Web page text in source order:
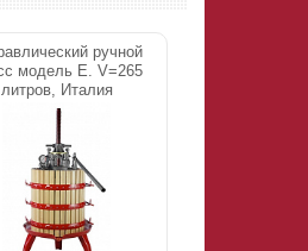
ручной
модель E. V=265
литров, Италия